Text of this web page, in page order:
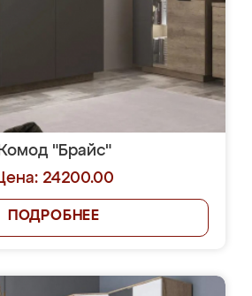
Комод "Брайс"
24200.00
ПОДРОБНЕЕ